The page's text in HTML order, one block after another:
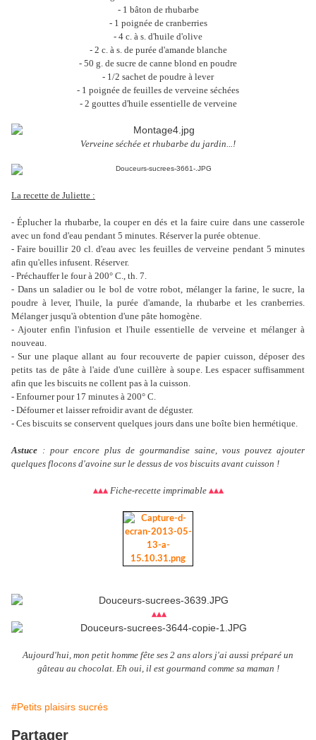
- 1 bâton de rhubarbe
- 1 poignée de cranberries
- 4 c. à s. d'huile d'olive
- 2 c. à s. de purée d'amande blanche
- 50 g. de sucre de canne blond en poudre
- 1/2 sachet de poudre à lever
- 1 poignée de feuilles de verveine séchées
- 2 gouttes d'huile essentielle de verveine
Verveine séchée et rhubarbe du jardin...!
La recette de Juliette :
- Éplucher la rhubarbe, la couper en dés et la faire cuire dans une casserole
avec un fond d'eau pendant 5 minutes. Réserver la purée obtenue.
- Faire bouillir 20 cl. d'eau avec les feuilles de verveine pendant 5 minutes
afin qu'elles infusent. Réserver.
- Préchauffer le four à 200° C., th. 7.
- Dans un saladier ou le bol de votre robot, mélanger la farine, le sucre, la
poudre à lever, l'huile, la purée d'amande, la rhubarbe et les cranberries.
Mélanger jusqu'à obtention d'une pâte homogène.
- Ajouter enfin l'infusion et l'huile essentielle de verveine et mélanger à
nouveau.
- Sur une plaque allant au four recouverte de papier cuisson, déposer des
petits tas de pâte à l'aide d'une cuillère à soupe. Les espacer suffisamment
afin que les biscuits ne collent pas à la cuisson.
- Enfourner pour 17 minutes à 200° C.
- Défourner et laisser refroidir avant de déguster.
- Ces biscuits se conservent quelques jours dans une boîte bien hermétique.
Astuce : pour encore plus de gourmandise saine, vous pouvez ajouter
quelques flocons d'avoine sur le dessus de vos biscuits avant cuisson !
▴▴▴ Fiche-recette imprimable ▴▴▴
▴▴▴
Aujourd'hui, mon petit homme fête ses 2 ans alors j'ai aussi préparé un
gâteau au chocolat. Eh oui, il est gourmand comme sa maman !
#Petits plaisirs sucrés
Partager